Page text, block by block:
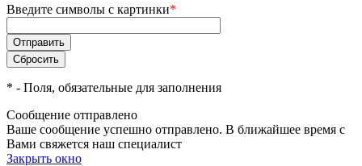
Введите символы с картинки*
* - Поля, обязательные для заполнения
Сообщение отправлено
Ваше сообщение успешно отправлено. В ближайшее время с
Вами свяжется наш специалист
Закрыть окно